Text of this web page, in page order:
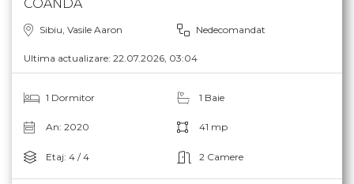
COANDA
Sibiu, Vasile Aaron Nedecomandat
Ultima actualizare: 22.07.2026, 03:04
1 Dormitor 1 Baie
An: 2020 41 mp
Etaj: 4 / 4 2 Camere